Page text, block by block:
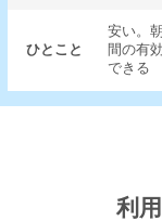
ひとこと
安い。
間の有
できる
利